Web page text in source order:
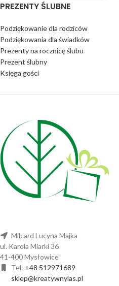
PREZENTY ŚLUBNE
Podziękowanie dla rodziców
Podziękowania dla świadków
Prezenty na rocznicę ślubu
Prezent ślubny
Księga gości
Milcard Lucyna Majka
ul. Karola Miarki 36
41-400 Mysłowice
Tel: +48 512971689
sklep@kreatywnylas.pl